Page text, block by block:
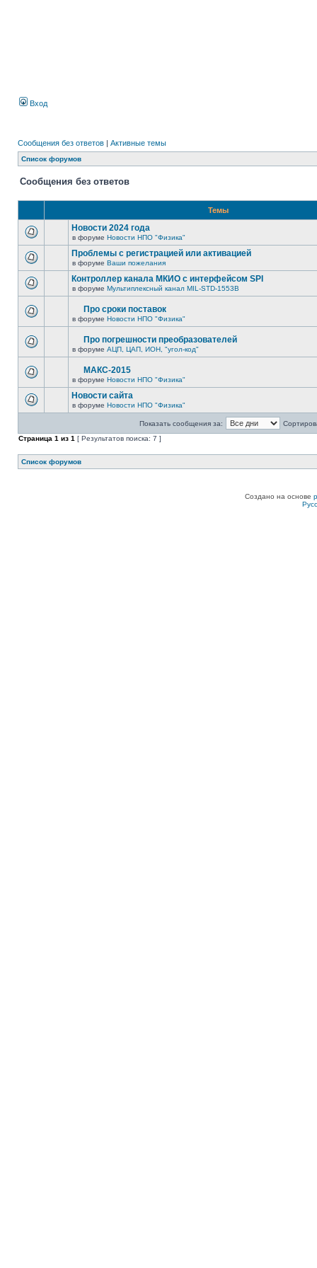
Вход
Сообщения без ответов | Активные темы
Список форумов
Сообщения без ответов
Темы
Новости 2024 года
в форуме Новости НПО "Физика"
Проблемы с регистрацией или активацией
в форуме Ваши пожелания
Контроллер канала МКИО с интерфейсом SPI
в форуме Мультиплексный канал MIL-STD-1553B
Про сроки поставок
в форуме Новости НПО "Физика"
Про погрешности преобразователей
в форуме АЦП, ЦАП, ИОН, "угол-код"
МАКС-2015
в форуме Новости НПО "Физика"
Новости сайта
в форуме Новости НПО "Физика"
Показать сообщения за:
Страница 1 из 1 [ Результатов поиска: 7 ]
Список форумов
Создано на основе